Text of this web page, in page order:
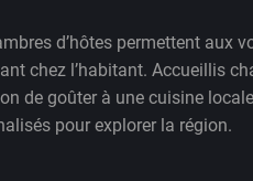
d’hôtes permettent aux
chez l’habitant. Accueillis
de goûter à une cuisine
pour explorer la région.